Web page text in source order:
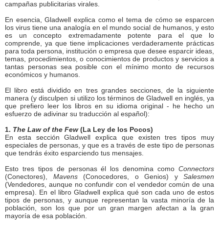
campañas publicitarias virales.
En esencia, Gladwell explica como el tema de cómo se esparcen
los virus tiene una analogía en el mundo social de humanos, y esto
es un concepto extremadamente potente para el que lo
comprende, ya que tiene implicaciones verdaderamente prácticas
para toda persona, institución o empresa que desee esparcir ideas,
temas, procedimientos, o conocimientos de productos y servicios a
tantas personas sea posible con el mínimo monto de recursos
económicos y humanos.
El libro está dividido en tres grandes secciones, de la siguiente
manera (y disculpen si utilizo los términos de Gladwell en inglés, ya
que prefiero leer los libros en su idioma original - he hecho un
esfuerzo de adivinar su traducción al español):
1. The Law of the Few(La Ley de los Pocos)
En esta sección Gladwell explica que existen tres tipos muy
especiales de personas, y que es a través de este tipo de personas
que tendrás éxito esparciendo tus mensajes.
Esto tres tipos de personas él los denomina como Connectors
(Conectores), Mavens(Conocedores, o Genios) y Salesmen
(Vendedores, aunque no confundir con el vendedor común de una
empresa). En el libro Gladwell explica qué son cada uno de estos
tipos de personas, y aunque representan la vasta minoría de la
población, son los que por un gran margen afectan a la gran
mayoría de esa población.